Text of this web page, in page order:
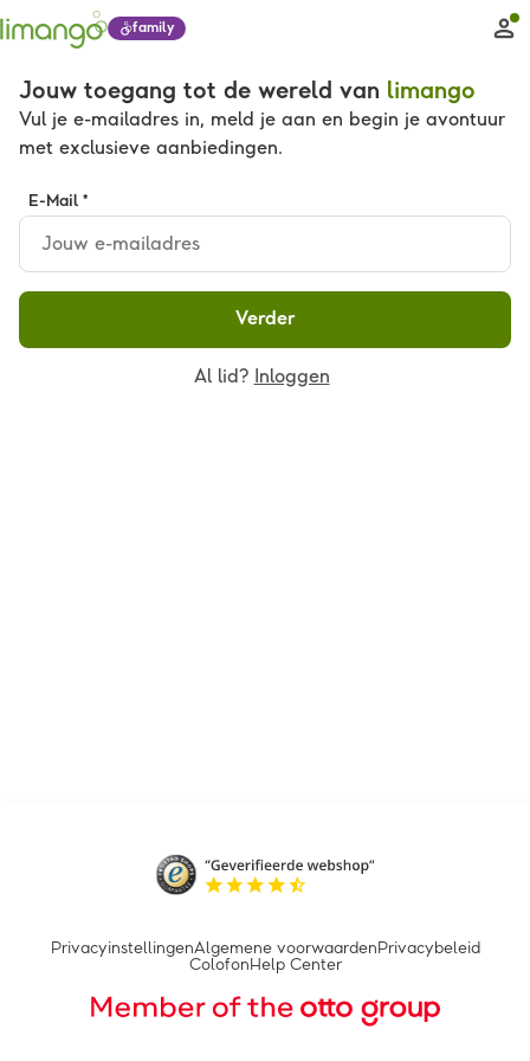
family
Jouw toegang tot de wereld van limango
Vul je e-mailadres in, meld je aan en begin je avontuur
met exclusieve aanbiedingen.
E-Mail *
Verder
Al lid? Inloggen
PrivacyinstellingenAlgemene voorwaarden Privacybeleid
Colofon Help Center